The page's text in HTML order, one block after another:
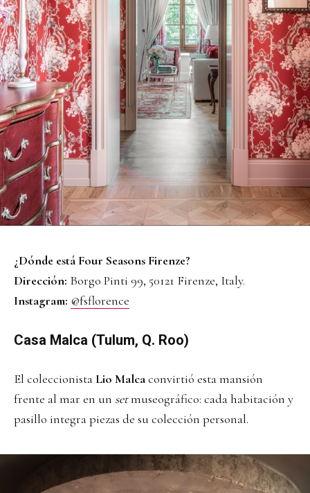
¿Dónde está Four Seasons Firenze?
Dirección: Borgo Pinti 99, 50121 Firenze, Italy.
Instagram: @fsflorence
Casa Malca (Tulum, Q. Roo)
El coleccionista Lio Malcaconvirtió esta mansión
frente al mar en un setmuseográfico: cada habitación y
pasillo integra piezas de su colección personal.